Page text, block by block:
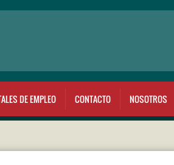
DE EMPLEO CONTACTO NOSOTROS